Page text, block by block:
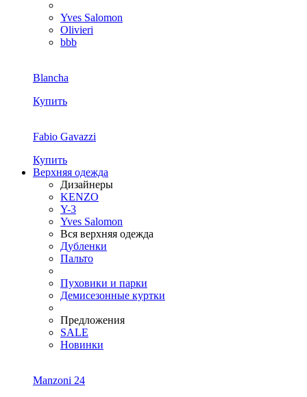
Yves Salomon
Olivieri
bbb
Blancha
Купить
Fabio Gavazzi
Купить
Верхняя одежда
Дизайнеры
KENZO
Y-3
Yves Salomon
Вся верхняя одежда
Дубленки
Пальто
Пуховики и парки
Демисезонные куртки
Предложения
SALE
Новинки
Manzoni 24